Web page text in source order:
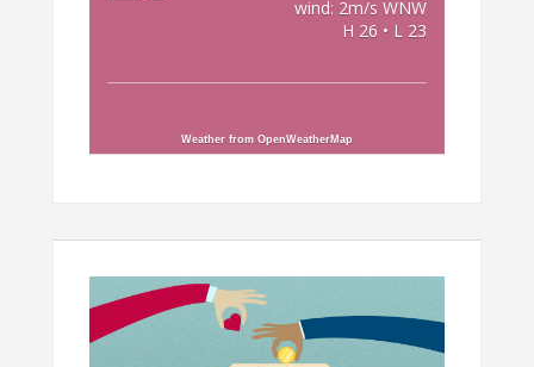
wind: 2m/s WNW
H 26 • L 23
Weather from OpenWeatherMap